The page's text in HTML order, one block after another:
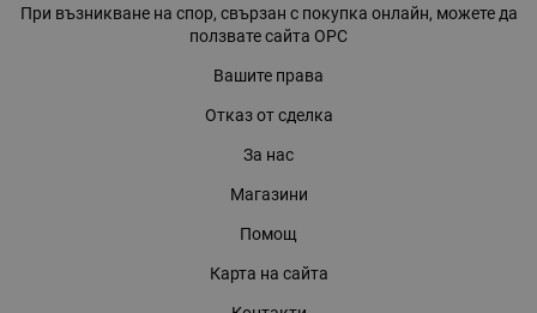
При възникване на спор, свързан с покупка онлайн, можете да
ползвате сайта ОРС
Вашите права
Отказ от сделка
За нас
Магазини
Помощ
Карта на сайта